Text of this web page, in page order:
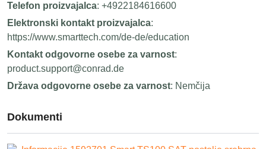
Telefon proizvajalca: +4922184616600
Elektronski kontakt proizvajalca:
https://www.smarttech.com/de-de/education
Kontakt odgovorne osebe za varnost:
product.support@conrad.de
Država odgovorne osebe za varnost: Nemčija
Dokumenti